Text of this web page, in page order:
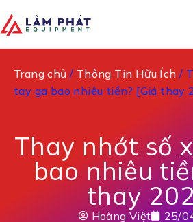
Trang chủ / Thông Tin Hữu Ích /
tay ga bao nhiêu tiền? [Giá thay
Thay nhớt số
bao nhiêu
thay
Hoàng Việt 25/